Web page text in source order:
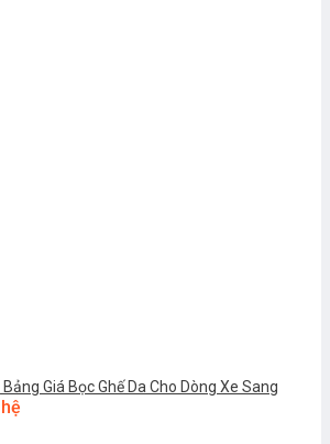
Bảng Giá Bọc Ghế Da Cho Dòng Xe Sang